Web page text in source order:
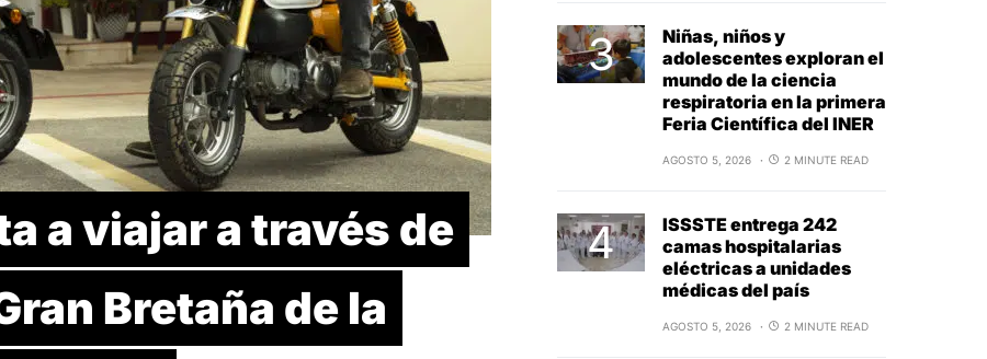
a viajar a través de
Bretaña de la
Niñas, niños y
adolescentes exploran el
mundo de la ciencia
respiratoria en la primera
Feria Científica del INER
AGOSTO 5, 2026 2 MINUTE READ
ISSSTE entrega 242
camas hospitalarias
eléctricas a unidades
médicas del país
AGOSTO 5, 2026 2 MINUTE READ